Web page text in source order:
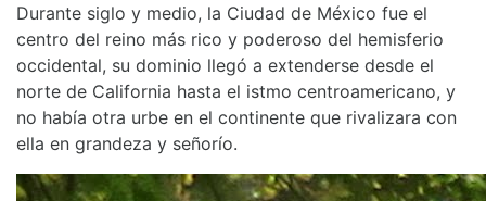
Durante siglo y medio, la Ciudad de México fue el
centro del reino más rico y poderoso del hemisferio
occidental, su dominio llegó a extenderse desde el
norte de California hasta el istmo centroamericano, y
no había otra urbe en el continente que rivalizara con
ella en grandeza y señorío.